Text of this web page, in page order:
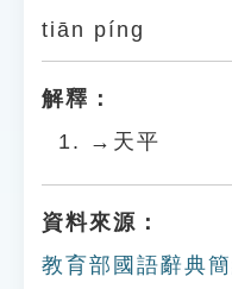
貓頭鷹博士
tiān píng
解釋：
→天平
資料來源：
教育部國語辭典